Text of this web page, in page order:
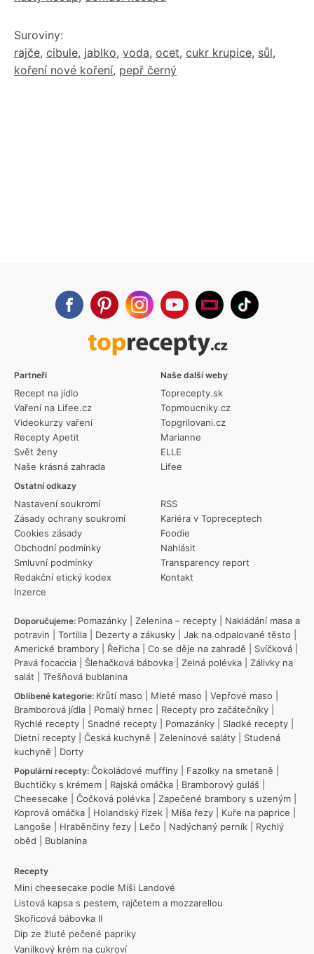
Suroviny:
rajče, cibule, jablko, voda, ocet, cukr krupice, sůl,
koření nové koření, pepř černý
Partneři
Recept na jídlo
Vaření na Lifee.cz
Videokurzy vaření
Recepty Apetit
Svět ženy
Naše krásná zahrada
Ostatní odkazy
Nastavení soukromí
Zásady ochrany soukromí
Cookies zásady
Obchodní podmínky
Smluvní podmínky
Redakční etický kodex
Inzerce
RSS
Kariéra v Topreceptech
Foodie
Nahlásit
Transparency report
Kontakt
Naše další weby
Toprecepty.sk
Topmoucniky.cz
Topgrilovani.cz
Marianne
ELLE
Lifee
Doporučujeme: Pomazánky Zelenina – recepty
Nakládání masa a
potravin
Tortilla Dezerty a zákusky Jak na odpalované těsto
Americké brambory
Řeřicha Co se děje na zahradě Svíčková
Pravá focaccia
Šlehačková bábovka Zelná polévka
Zálivky na
salát
Třešňová bublanina
Oblíbené kategorie: Krůtí maso Mleté maso Vepřové maso
Bramborová jídla
Pomalý hrnec Recepty pro začátečníky
Rychlé recepty
Snadné recepty Pomazánky Sladké recepty
Dietní recepty
Česká kuchyně Zeleninové saláty
Studená
kuchyně
Dorty
Populární recepty: Čokoládové muffiny Fazolky na smetaně
Buchtičky s krémem
Rajská omáčka Bramborový guláš
Cheesecake
Čočková polévka Zapečené brambory s uzeným
Koprová omáčka
Holandský řízek Míša řezy Kuře na paprice
Langoše
Hraběnčiny řezy Lečo Nadýchaný perník
Rychlý
oběd
Bublanina
Recepty
Mini cheesecake podle Míši Landové
Listová kapsa s pestem, rajčetem a mozzarellou
Skořicová bábovka II
Dip ze žluté pečené papriky
Vanilkový krém na cukroví